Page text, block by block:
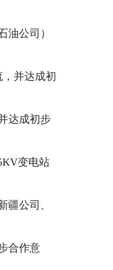
油公司）
并达成初
达成初步
KV变电站
疆公司、
合作意